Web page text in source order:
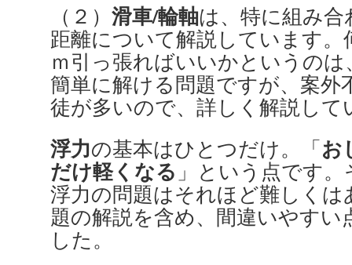
（２） 滑車/輪軸は、特に組み
距離について解説しています
ｍ引っ張ればいいかというの
簡単に解ける問題ですが、案外
徒が多いので、詳しく解説して
浮力の基本はひとつだけ。「お
だけ軽くなる 」という点です
浮力の問題はそれほど難しく
題の解説を含め、間違いやすい
した。